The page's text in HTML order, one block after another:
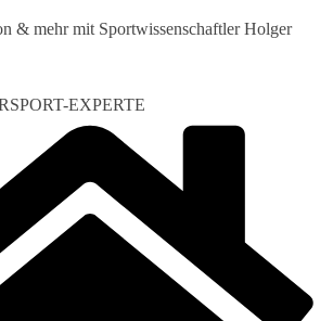
& mehr mit Sportwissenschaftler Holger